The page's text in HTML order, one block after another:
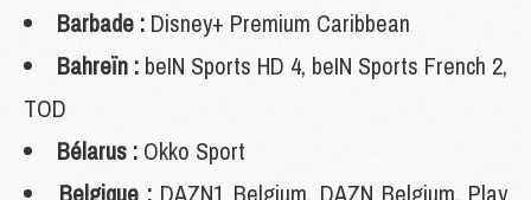
Barbade : Disney+ Premium Caribbean
Bahreïn : beIN Sports HD 4, beIN Sports French 2,
TOD
Bélarus : Okko Sport
Belgique : DAZN1 Belgium, DAZN Belgium, Play